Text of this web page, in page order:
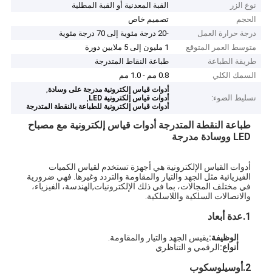
نوع الزر
القبة المعدنية أو القبة المطلية
الحجم
تصميم خاص
درجة حرارة العمل
-20 درجة مئوية إلى 70 درجة مئوية
متوسط العمر المتوقع
1 مليون إلى 5 ملايين دورة
طريقة الطباعة
طباعة النقاط المتدرجة
السمك الكلي
0.8 مم - 1.0 مم
تسليط الضوء:
أدوات قياس إلكترونية مدرجة على وسادة,
أدوات قياس إلكترونية LED ,
أدوات قياس إلكترونية للطباعة بالنقطة المتدرجة
طباعة النقطة المتدرجة أدوات قياس إلكترونية مع مصباح
LED ووسادة مدرجة
أدوات القياس الإلكترونية هي أجهزة تستخدم لقياس الكميات
الفيزيائية مثل الجهد والتيار والمقاومة والتردد وغيرها. فهي ضرورية
في مختلف المجالات، بما في ذلك الإلكترونيات,الهندسة، الفيزياء،
والاتصالات السلكية واللاسلكية.
1. عدة أبعاد
الوظيفة:يقيس الجهد والتيار والمقاومة.
أنواع:الرقمي و التناظري
2. أوسيلوسكوب